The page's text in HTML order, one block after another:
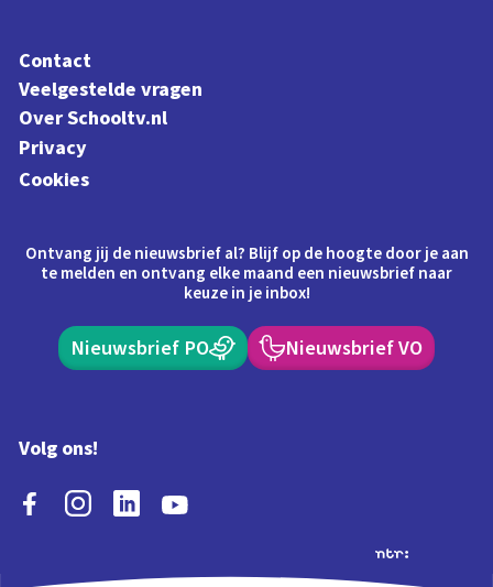
Contact
Veelgestelde vragen
Over Schooltv.nl
Privacy
Cookies
Ontvang jij de nieuwsbrief al? Blijf op de hoogte door je aan
te melden en ontvang elke maand een nieuwsbrief naar
keuze in je inbox!
Nieuwsbrief PO Nieuwsbrief VO
Volg ons!